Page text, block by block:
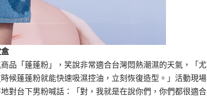
品「蓬蓬粉」，笑說非常適合台灣悶熱潮濕的天氣，「尤
候蓬蓬粉就能快速吸濕控油，立刻恢復造型。」活動現場
對台下男粉喊話：「對，我就是在說你們，你們都很適合